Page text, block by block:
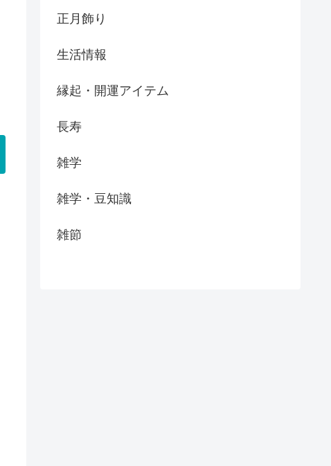
正月飾り
生活情報
縁起・開運アイテム
長寿
雑学
雑学・豆知識
雑節